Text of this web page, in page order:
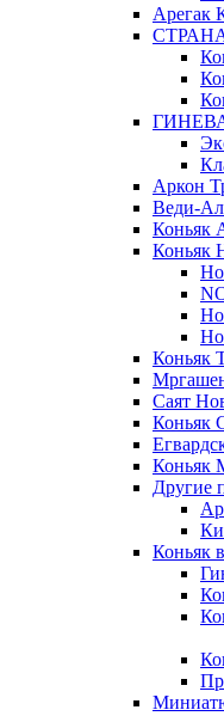
Арегак
Аркон
Веди-
Коньяк
Коньяк
Саят
Коньяк
Другие
Коньяк